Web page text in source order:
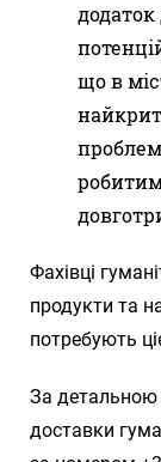
додаток
що в
Фахівці
продукти та
потребують
За детальною
доставки